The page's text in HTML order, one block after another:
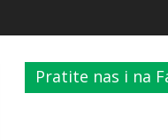
Pratite nas i na